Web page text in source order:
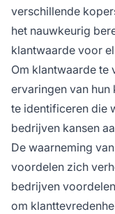
verschillende
het nauwkeurig
klantwaarde voor
Om klantwaarde te
ervaringen van hun
te identificeren die
bedrijven kansen
De waarneming
voordelen zich
bedrijven
om